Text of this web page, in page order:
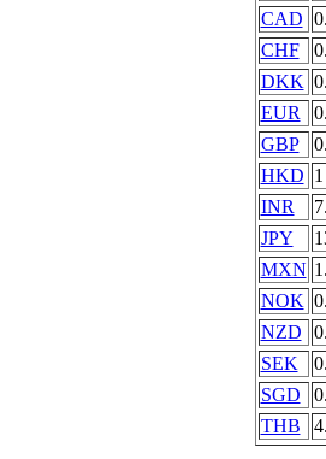
CAD
CHF
DKK
EUR
GBP
HKD 1
INR
JPY
MXN
NOK
NZD
SEK
SGD
THB